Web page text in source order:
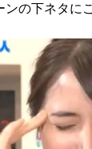
ンの下ネタに